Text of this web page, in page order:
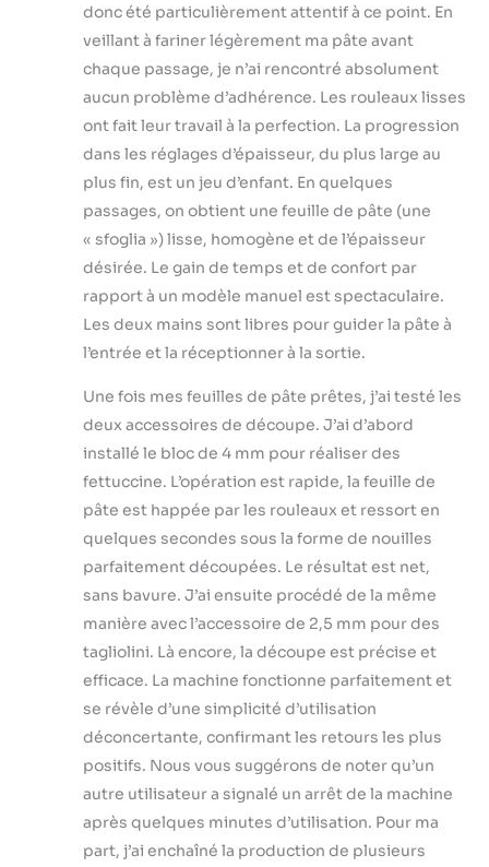
donc été particulièrement attentif à ce point. En
veillant à fariner légèrement ma pâte avant
chaque passage, je n’ai rencontré absolument
aucun problème d’adhérence. Les rouleaux lisses
ont fait leur travail à la perfection. La progression
dans les réglages d’épaisseur, du plus large au
plus fin, est un jeu d’enfant. En quelques
passages, on obtient une feuille de pâte (une
« sfoglia ») lisse, homogène et de l’épaisseur
désirée. Le gain de temps et de confort par
rapport à un modèle manuel est spectaculaire.
Les deux mains sont libres pour guider la pâte à
l’entrée et la réceptionner à la sortie.
Une fois mes feuilles de pâte prêtes, j’ai testé les
deux accessoires de découpe. J’ai d’abord
installé le bloc de 4 mm pour réaliser des
fettuccine. L’opération est rapide, la feuille de
pâte est happée par les rouleaux et ressort en
quelques secondes sous la forme de nouilles
parfaitement découpées. Le résultat est net,
sans bavure. J’ai ensuite procédé de la même
manière avec l’accessoire de 2,5 mm pour des
tagliolini. Là encore, la découpe est précise et
efficace. La machine fonctionne parfaitement et
se révèle d’une simplicité d’utilisation
déconcertante, confirmant les retours les plus
positifs. Nous vous suggérons de noter qu’un
autre utilisateur a signalé un arrêt de la machine
après quelques minutes d’utilisation. Pour ma
part, j’ai enchaîné la production de plusieurs